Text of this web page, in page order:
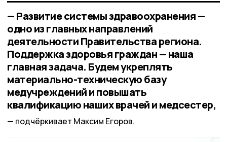
— Развитие системы здравоохранения —
одно из главных направлений
деятельности Правительства региона.
Поддержка здоровья граждан — наша
главная задача. Будем укреплять
материально-техническую базу
медучреждений и повышать
квалификацию наших врачей и медсестер,
подчёркивает Максим Егоров.